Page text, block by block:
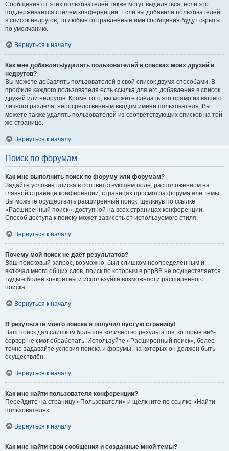
Сообщения от этих пользователей также могут выделяться, если это
поддерживается стилем конференции. Если вы добавили пользователей
в список недругов, то любые отправленные ими сообщения будут скрыты
по умолчанию.
Вернуться к началу
Как мне добавлять/удалять пользователей в списках моих друзей и
недругов?
Вы можете добавлять пользователей в свой список двумя способами. В
профиле каждого пользователя есть ссылка для его добавления в список
друзей или недругов. Кроме того, вы можете сделать это прямо из вашего
личного раздела, непосредственным вводом имени пользователя. Вы
можете также удалять пользователей из соответствующих списков на той
же странице.
Вернуться к началу
Поиск по форумам
Как мне выполнить поиск по форуму или форумам?
Задайте условие поиска в соответствующем поле, расположенном на
главной странице конференции, страницах просмотра форума или темы.
Вы можете осуществить расширенный поиск, щёлкнув по ссылке
«Расширенный поиск», доступной на всех страницах конференции.
Способ доступа к поиску может зависеть от используемого стиля.
Вернуться к началу
Почему мой поиск не даёт результатов?
Ваш поисковый запрос, возможно, был слишком неопределённым и
включал много общих слов, поиск по которым в phpBB не осуществляется.
Будьте более конкретны и используйте возможности расширенного
поиска.
Вернуться к началу
В результате моего поиска я получил пустую страницу!
Ваш поиск дал слишком большое количество результатов, которые веб-
сервер не смог обработать. Используйте «Расширенный поиск», более
точно задавайте условия поиска и форумы, на которых он должен быть
осуществлён.
Вернуться к началу
Как мне найти пользователя конференции?
Перейдите на страницу «Пользователи» и щёлкните по ссылке «Найти
пользователя».
Вернуться к началу
Как мне найти свои сообщения и созданные мной темы?